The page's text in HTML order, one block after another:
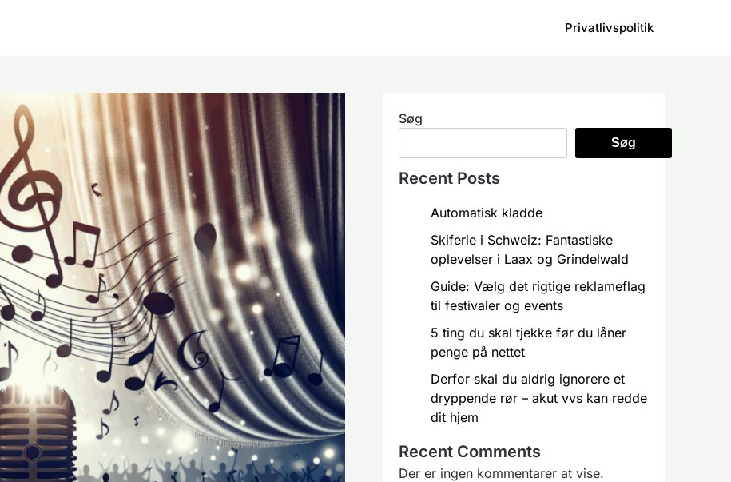
Privatlivspolitik
Søg
Søg
Recent Posts
Automatisk kladde
Skiferie i Schweiz: Fantastiske
oplevelser i Laax og Grindelwald
Guide: Vælg det rigtige reklameflag
til festivaler og events
5 ting du skal tjekke før du låner
penge på nettet
Derfor skal du aldrig ignorere et
dryppende rør – akut vvs kan redde
dit hjem
Recent Comments
Der er ingen kommentarer at vise.